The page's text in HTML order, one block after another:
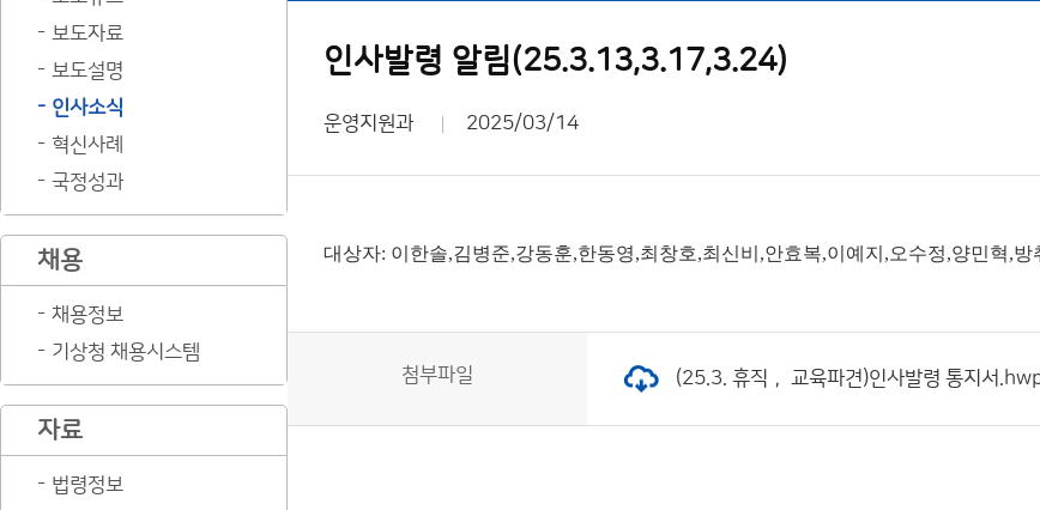
보도자료
보도설명
인사소식
혁신사례
국정성과
채용
채용정보
기상청 채용시스템
자료
법령정보
인사발령 알림(25.3.13,3.17,3.24)
운영지원과 2025/03/14
대상자: 이한솔,김병준,강동훈,한동영,최창호,최신비,안효복,이예지,오수정,양민혁,방
첨부파일 (25.3. 휴직， 교육파견)인사발령 통지서